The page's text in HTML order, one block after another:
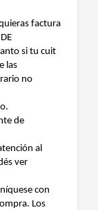
factura
si tu cuit
las
no
de
al
ver
con
Los